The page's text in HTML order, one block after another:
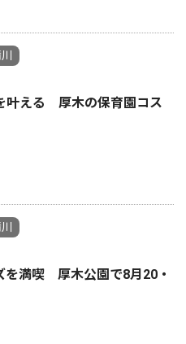
叶える 厚木の保育園コス
を満喫 厚木公園で8月20・